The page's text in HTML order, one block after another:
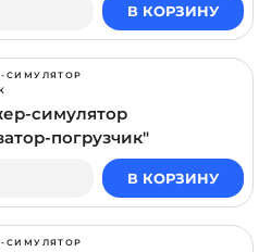
В КОРЗИНУ
СИМУЛЯТОР
симулятор
погрузчик"
В КОРЗИНУ
СИМУЛЯТОР